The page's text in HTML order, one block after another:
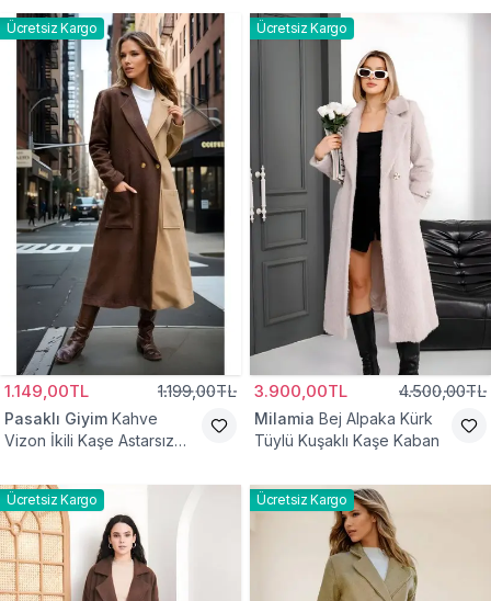
Ücretsiz Kargo
1.149,00TL 1.199,00TL
Pasaklı Giyim Kahve
Vizon İkili Kaşe Astarsız
Ücretsiz Kargo
3.900,00TL 4.500,00TL
Milamia Bej Alpaka Kürk
Tüylü Kuşaklı Kaşe Kaban
Ücretsiz Kargo Ücretsiz Kargo